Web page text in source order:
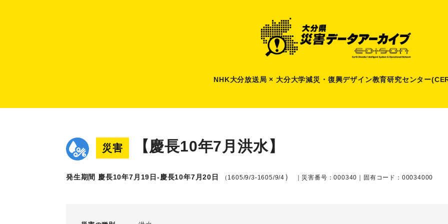
NHK大分放送局 × 大分大学減災 ・ 復興デザイン教育研究センター
災害 【慶長10年7月洪水】
発生期間 慶長10年7月19日-慶長10年7月20日 （1605/9/3-1605/9/4 ） ｜災害番号：000340｜固有コード：00034000